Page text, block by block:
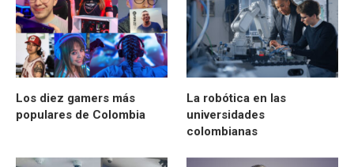
Los diez gamers más
populares de Colombia
La robótica en las
universidades
colombianas